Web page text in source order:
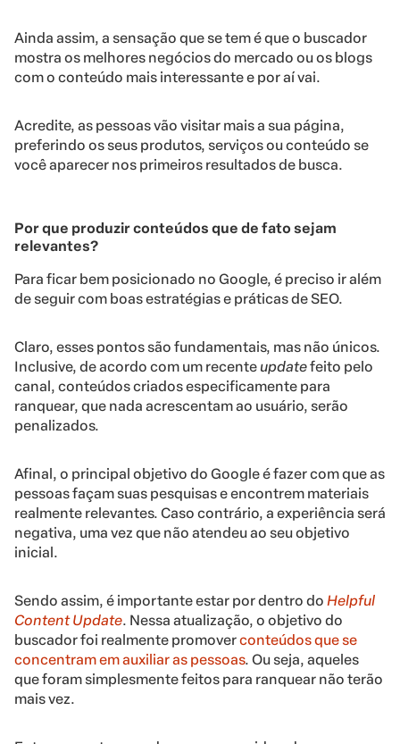
Ainda assim, a sensação que se tem é que o buscador
mostra os melhores negócios do mercado ou os blogs
com o conteúdo mais interessante e por aí vai.
Acredite, as pessoas vão visitar mais a sua página,
preferindo os seus produtos, serviços ou conteúdo se
você aparecer nos primeiros resultados de busca.
Por que produzir conteúdos que de fato sejam
relevantes?
Para ficar bem posicionado no Google, é preciso ir além
de seguir com boas estratégias e práticas de SEO.
Claro, esses pontos são fundamentais, mas não únicos.
Inclusive, de acordo com um recente updatefeito pelo
canal, conteúdos criados especificamente para
ranquear, que nada acrescentam ao usuário, serão
penalizados.
Afinal, o principal objetivo do Google é fazer com que as
pessoas façam suas pesquisas e encontrem materiais
realmente relevantes. Caso contrário, a experiência será
negativa, uma vez que não atendeu ao seu objetivo
inicial.
Sendo assim, é importante estar por dentro do Helpful
Content Update. Nessa atualização, o objetivo do
buscador foi realmente promoverconteúdos que se
concentram em auxiliar as pessoas. Ou seja, aqueles
que foram simplesmente feitos para ranquear não terão
mais vez.